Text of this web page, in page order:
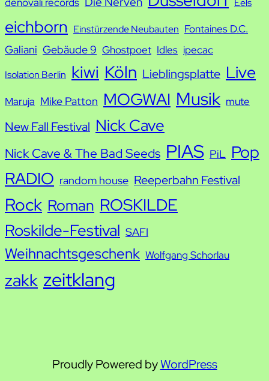
eichborn Einstürzende Neubauten Fontaines D.C.
Galiani Gebäude 9 Ghostpoet Idles ipecac
Isolation Berlin kiwi Köln Lieblingsplatte Live
Maruja Mike Patton MOGWAI Musik mute
New Fall Festival Nick Cave
Nick Cave & The Bad Seeds PIAS PiL Pop
RADIO random house Reeperbahn Festival
Rock Roman ROSKILDE
Roskilde-Festival SAFI
Weihnachtsgeschenk Wolfgang Schorlau
zakk zeitklang
Proudly Powered byWordPress